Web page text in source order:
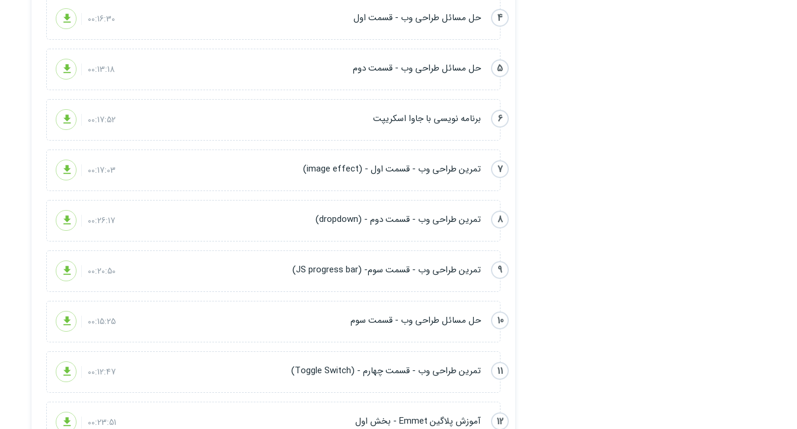
با این همه توضیحی که دادم فکر نمیکنم سوالی براتون پیش بیاد (: ولی اگه مشکلی بود توی بخش پرسش سوال در رابطه با این دوره حتما مطرح
بکنید اگه از دستم کاری بر بیاد به هیچ وجه دریغ نمیکنم
خب دیگه وقتشه شروع کنیم (پر انرژی💪🔥)
4 حل مسائل طراحی وب - قسمت اول 00:16:30
5 حل مسائل طراحی وب - قسمت دوم 00:13:18
6 برنامه نویسی با جاوا اسکریپت 00:17:52
7 تمرین طراحی وب - قسمت اول - (image effect) 00:17:03
8 تمرین طراحی وب - قسمت دوم - (dropdown) 00:26:17
9 تمرین طراحی وب - قسمت سوم- (JS progress bar) 00:20:50
10 حل مسائل طراحی وب - قسمت سوم 00:15:25
11 تمرین طراحی وب - قسمت چهارم - (Toggle Switch) 00:12:47
12 آموزش پلاگین Emmet - بخش اول 00:23:51